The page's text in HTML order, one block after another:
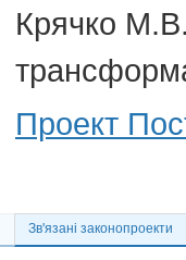
Крячко
Проект
Зв'язані законопроекти